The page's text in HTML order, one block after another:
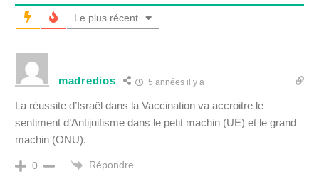
Le plus récent
madredios 5 années il y a
La réussite d’Israël dans la Vaccination va accroitre le
sentiment d’Antijuifisme dans le petit machin (UE) et le grand
machin (ONU).
0 Répondre